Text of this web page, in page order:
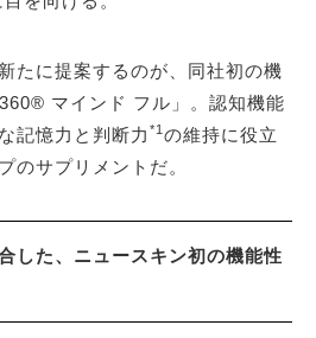
たに提案するのが、同社初の機
マインド フル」。認知機能
記憶力と判断力 *1 の維持に役立
のサプリメントだ。
した、ニュースキン初の機能性